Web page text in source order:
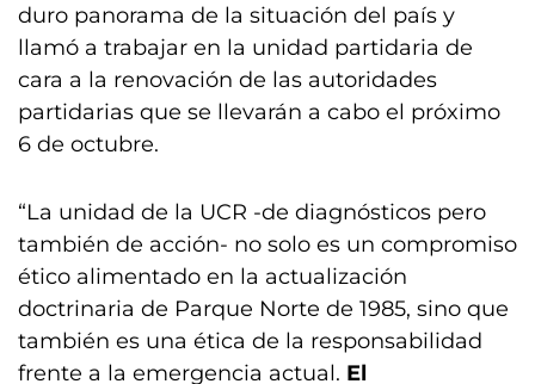
duro panorama de la situación del país y
llamó a trabajar en la unidad partidaria de
cara a la renovación de las autoridades
partidarias que se llevarán a cabo el próximo
6 de octubre.
“La unidad de la UCR -de diagnósticos pero
también de acción- no solo es un compromiso
ético alimentado en la actualización
doctrinaria de Parque Norte de 1985, sino que
también es una ética de la responsabilidad
frente a la emergencia actual. El